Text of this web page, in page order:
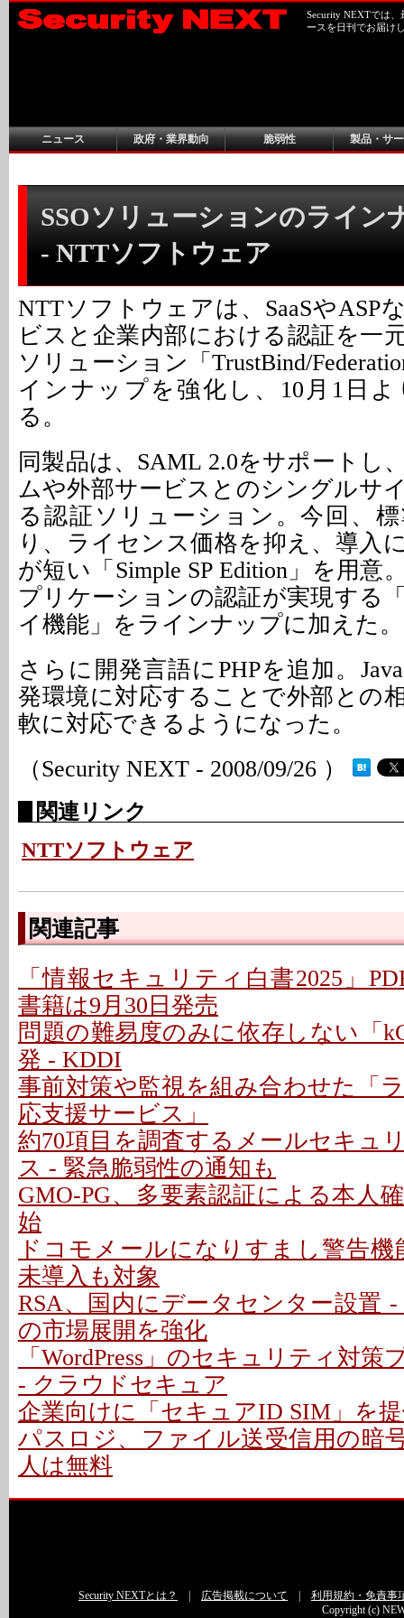
Security NEXTでは
ースを日刊でお届け
ニュース 政府・業界動向 脆弱性 製品・サ
SSOソリューションのライン
- NTTソフトウェア
NTTソフトウェアは、SaaSやASP
ビスと企業内部における認証を一
ソリューション「TrustBind/
インナップを強化し、10月1日
る。
同製品は、SAML 2.0をサポートし
ムや外部サービスとのシングルサ
る認証ソリューション。今回、
り、ライセンス価格を抑え、導入
が短い「Simple SP Edition」を用意
プリケーションの認証が実現する
イ機能」をラインナップに加えた。
さらに開発言語にPHPを追加。
発環境に対応することで外部との
軟に対応できるようになった。
（Security NEXT - 2008/09/26 ）
関連リンク
NTTソフトウェア
関連記事
「情報セキュリティ白書2025」
書籍は9月30日発売
問題の難易度のみに依存しない「
発 - KDDI
事前対策や監視を組み合わせた「
応支援サービス」
約70項目を調査するメールセキュ
ス - 緊急脆弱性の通知も
GMO-PG、多要素認証による本人
始
ドコモメールになりすまし警告機
未導入も対象
RSA、国内にデータセンター設置
の市場展開を強化
「WordPress」のセキュリティ対策
- クラウドセキュア
企業向けに「セキュアID SIM」を
パスロジ、ファイル送受信用の暗
人は無料
Security NEXTとは？ 広告掲載について
利用規約・免責事
Copyright (c)